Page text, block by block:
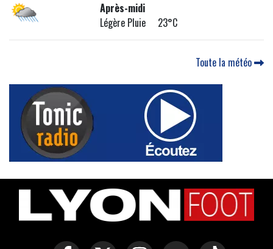
Après-midi
Légère Pluie 23°C
Toute la météo